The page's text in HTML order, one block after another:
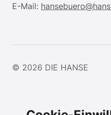
E-Mail:
© 2026 DIE HANSE